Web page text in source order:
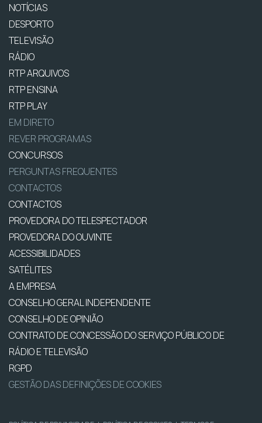
NOTÍCIAS
DESPORTO
TELEVISÃO
RÁDIO
RTP ARQUIVOS
RTP ENSINA
RTP PLAY
EM DIRETO
REVER PROGRAMAS
CONCURSOS
PERGUNTAS FREQUENTES
CONTACTOS
CONTACTOS
PROVEDORA DO TELESPECTADOR
PROVEDORA DO OUVINTE
ACESSIBILIDADES
SATÉLITES
A EMPRESA
CONSELHO GERAL INDEPENDENTE
CONSELHO DE OPINIÃO
CONTRATO DE CONCESSÃO DO SERVIÇO PÚBLICO DE
RÁDIO E TELEVISÃO
RGPD
GESTÃO DAS DEFINIÇÕES DE COOKIES